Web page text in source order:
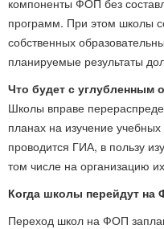
программ. При этом школы
собственных
планируемые результаты
Что будет с углубленным
Школы вправе
планах на изучение
проводится ГИА, в пользу
том числе на организацию
Когда школы перейдут на
Переход школ на ФОП